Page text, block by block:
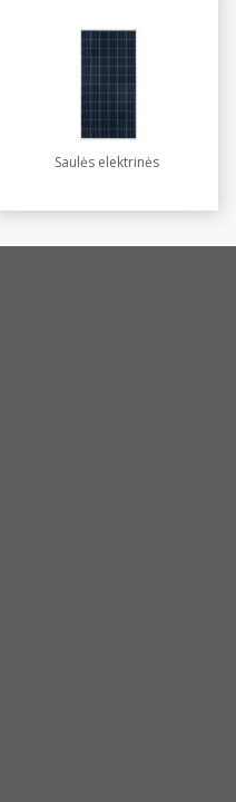
Saulės elektrinės